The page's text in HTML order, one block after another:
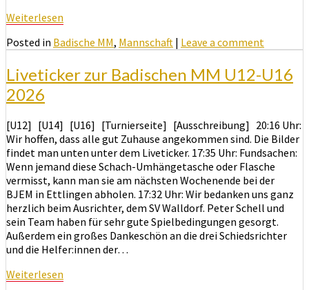
Weiterlesen
Posted in Badische MM, Mannschaft | Leave a comment
Liveticker zur Badischen MM U12-U16
2026
[U12] [U14] [U16] [Turnierseite] [Ausschreibung] 20:16 Uhr:
Wir hoffen, dass alle gut Zuhause angekommen sind. Die Bilder
findet man unten unter dem Liveticker. 17:35 Uhr: Fundsachen:
Wenn jemand diese Schach-Umhängetasche oder Flasche
vermisst, kann man sie am nächsten Wochenende bei der
BJEM in Ettlingen abholen. 17:32 Uhr: Wir bedanken uns ganz
herzlich beim Ausrichter, dem SV Walldorf. Peter Schell und
sein Team haben für sehr gute Spielbedingungen gesorgt.
Außerdem ein großes Dankeschön an die drei Schiedsrichter
und die Helfer:innen der…
Weiterlesen